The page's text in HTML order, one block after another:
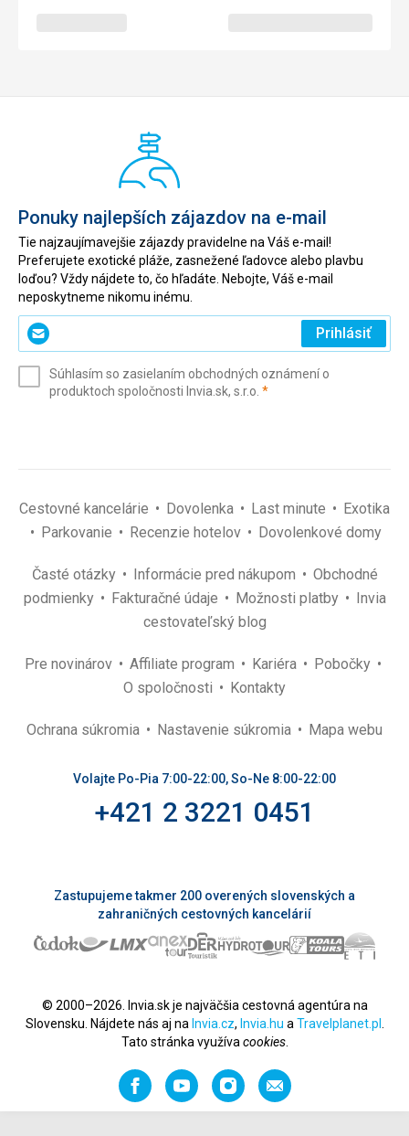
Ponuky najlepších zájazdov na e-mail
Tie najzaujímavejšie zájazdy pravidelne na Váš e-mail!
Preferujete exotické pláže, zasnežené ľadovce alebo plavbu
loďou? Vždy nájdete to, čo hľadáte. Nebojte, Váš e-mail
neposkytneme nikomu inému.
Zadajte
svoj
(povinné)
Prihlásiť
Súhlasím so zasielaním obchodných oznámení o
produktoch spoločnosti Invia.sk, s.r.o. *(povinné)
Cestovné kancelárie Dovolenka Last minute
Exotika
Parkovanie
Recenzie hotelov Dovolenkové domy
Časté otázky Informácie pred nákupom
Obchodné
podmienky
Fakturačné údaje Možnosti platby
Invia
cestovateľský blog
Pre novinárov Affiliate program Kariéra
Pobočky
O spoločnosti
Kontakty
Ochrana súkromia Nastavenie súkromia Mapa webu
Volajte Po-Pia 7:00-22:00, So-Ne 8:00-22:00
+421 2 3221 0451
Zastupujeme takmer 200 overených slovenských a
zahraničných cestovných kancelárií
© 2000–2026. Invia.sk je najväčšia cestovná agentúra na
Slovensku. Nájdete nás aj na Invia.cz, Invia.hu a Travelplanet.pl
Tato stránka využíva cookies.
FacebookYouTubeInstagramOdporučiť